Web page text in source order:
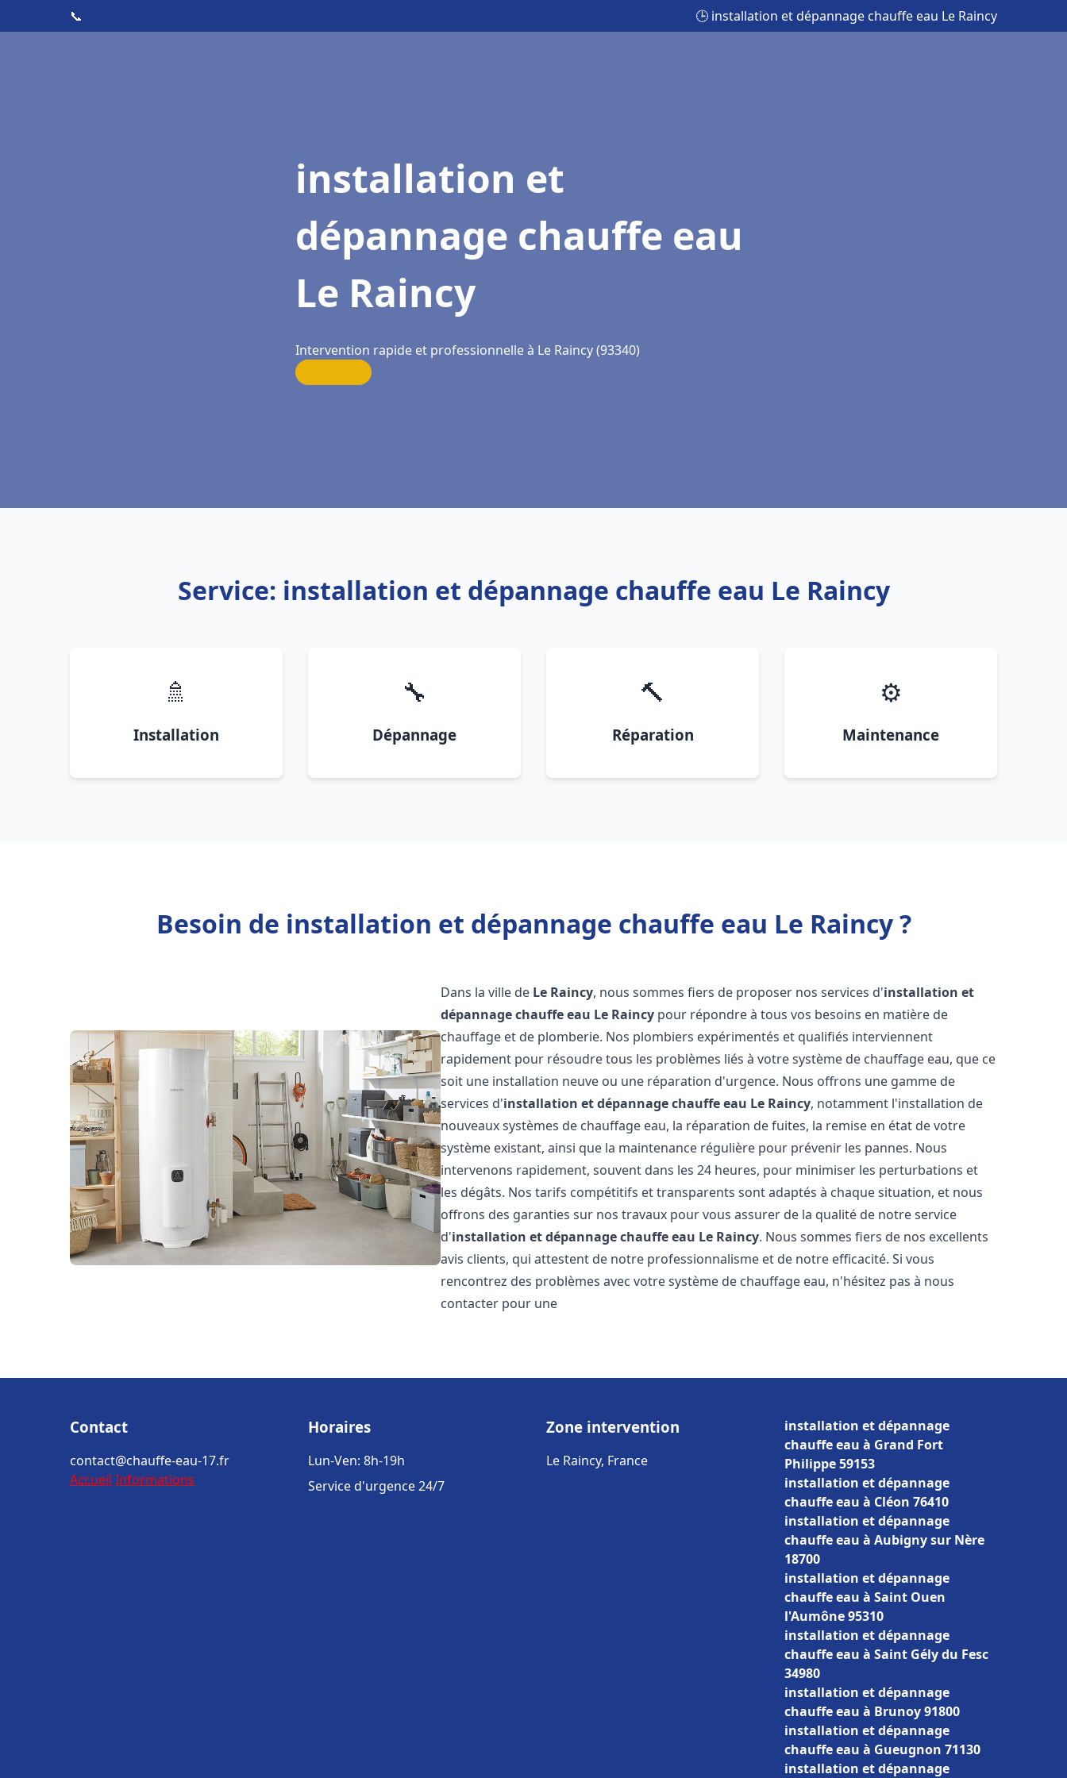
📞 🕒 installation et dépannage chauffe eau Le Raincy
installation et
dépannage chauffe eau
Le Raincy
Intervention rapide et professionnelle à Le Raincy (93340)
Service: installation et dépannage chauffe eau Le Raincy
🚿
Installation
🔧
Dépannage
🔨
Réparation
⚙️
Maintenance
Besoin de installation et dépannage chauffe eau Le Raincy ?
Dans la ville de Le Raincy, nous sommes fiers de proposer nos services d'installation et
dépannage chauffe eau Le Raincy pour répondre à tous vos besoins en matière de
chauffage et de plomberie. Nos plombiers expérimentés et qualifiés interviennent
rapidement pour résoudre tous les problèmes liés à votre système de chauffage eau, que ce
soit une installation neuve ou une réparation d'urgence. Nous offrons une gamme de
services d'installation et dépannage chauffe eau Le Raincy, notamment l'installation de
nouveaux systèmes de chauffage eau, la réparation de fuites, la remise en état de votre
système existant, ainsi que la maintenance régulière pour prévenir les pannes. Nous
intervenons rapidement, souvent dans les 24 heures, pour minimiser les perturbations et
les dégâts. Nos tarifs compétitifs et transparents sont adaptés à chaque situation, et nous
offrons des garanties sur nos travaux pour vous assurer de la qualité de notre service
d'installation et dépannage chauffe eau Le Raincy. Nous sommes fiers de nos excellents
avis clients, qui attestent de notre professionnalisme et de notre efficacité. Si vous
rencontrez des problèmes avec votre système de chauffage eau, n'hésitez pas à nous
contacter pour une
Contact
contact@chauffe-eau-17.fr
Accueil Informations
Horaires
Lun-Ven: 8h-19h
Service d'urgence 24/7
Zone intervention
Le Raincy, France
installation et dépannage
chauffe eau à Grand Fort
Philippe 59153
installation et dépannage
chauffe eau à Cléon 76410
installation et dépannage
chauffe eau à Aubigny sur Nère
18700
installation et dépannage
chauffe eau à Saint Ouen
l'Aumône 95310
installation et dépannage
chauffe eau à Saint Gély du Fesc
34980
installation et dépannage
chauffe eau à Brunoy 91800
installation et dépannage
chauffe eau à Gueugnon 71130
installation et dépannage